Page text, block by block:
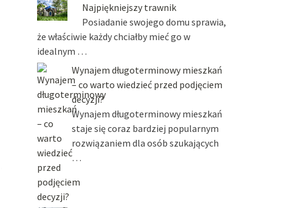
Najpiękniejszy trawnik
Posiadanie swojego domu sprawia,
że właściwie każdy chciałby mieć go w
idealnym …
Wynajem długoterminowy mieszkań
– co warto wiedzieć przed podjęciem
decyzji?
Wynajem długoterminowy mieszkań
staje się coraz bardziej popularnym
rozwiązaniem dla osób szukających
…